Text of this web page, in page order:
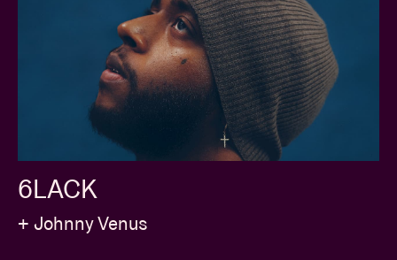
6LACK
+ Johnny Venus